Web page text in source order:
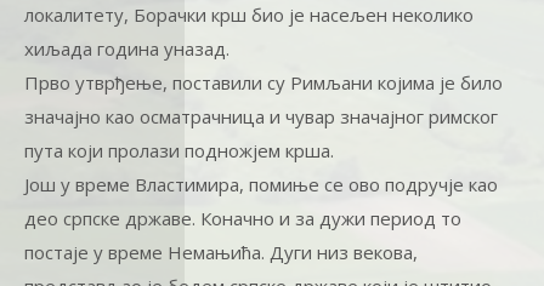
локалитету, Борачки крш био је насељен неколико
хиљада година уназад.
Прво утврђење, поставили су Римљани којима је било
значајно као осматрачница и чувар значајног римског
пута који пролази подножјем крша.
Још у време Властимира, помиње се ово подручје као
део српске државе. Коначно и за дужи период то
постаје у време Немањића. Дуги низ векова,